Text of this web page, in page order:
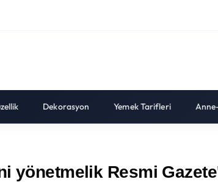
Dekorasyon Yemek Tarifleri
yönetmelik Resmi